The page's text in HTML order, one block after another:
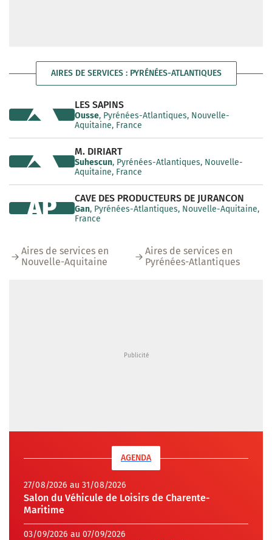
AIRES DE SERVICES : PYRÉNÉES-ATLANTIQUES
LES SAPINS
Ousse, Pyrénées-Atlantiques, Nouvelle-
Aquitaine, France
M. DIRIART
Suhescun, Pyrénées-Atlantiques, Nouvelle-
Aquitaine, France
CAVE DES PRODUCTEURS DE JURANCON
Gan, Pyrénées-Atlantiques, Nouvelle-Aquitaine,
France
AP
Aires de services en
Nouvelle-Aquitaine
Aires de services en
Pyrénées-Atlantiques
AGENDA
27/08/2026 au 31/08/2026
Salon du Véhicule de Loisirs de Charente-
Maritime
03/09/2026 au 07/09/2026